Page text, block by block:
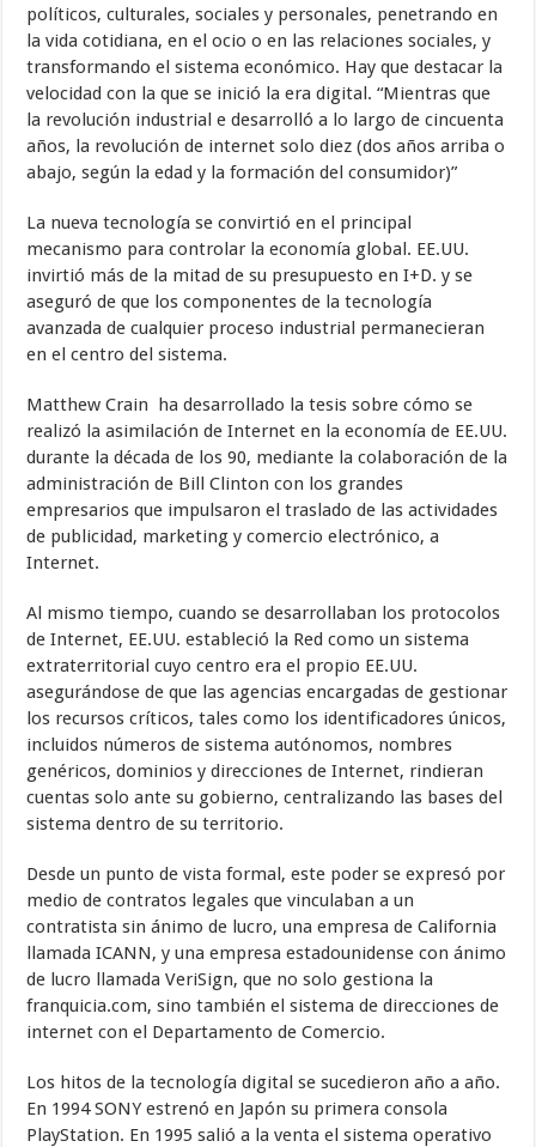
políticos, culturales, sociales y personales, penetrando en
la vida cotidiana, en el ocio o en las relaciones sociales, y
transformando el sistema económico. Hay que destacar la
velocidad con la que se inició la era digital. “Mientras que
la revolución industrial e desarrolló a lo largo de cincuenta
años, la revolución de internet solo diez (dos años arriba o
abajo, según la edad y la formación del consumidor)”
La nueva tecnología se convirtió en el principal
mecanismo para controlar la economía global. EE.UU.
invirtió más de la mitad de su presupuesto en I+D. y se
aseguró de que los componentes de la tecnología
avanzada de cualquier proceso industrial permanecieran
en el centro del sistema.
Matthew Crain ha desarrollado la tesis sobre cómo se
realizó la asimilación de Internet en la economía de EE.UU.
durante la década de los 90, mediante la colaboración de la
administración de Bill Clinton con los grandes
empresarios que impulsaron el traslado de las actividades
de publicidad, marketing y comercio electrónico, a
Internet.
Al mismo tiempo, cuando se desarrollaban los protocolos
de Internet, EE.UU. estableció la Red como un sistema
extraterritorial cuyo centro era el propio EE.UU.
asegurándose de que las agencias encargadas de gestionar
los recursos críticos, tales como los identificadores únicos,
incluidos números de sistema autónomos, nombres
genéricos, dominios y direcciones de Internet, rindieran
cuentas solo ante su gobierno, centralizando las bases del
sistema dentro de su territorio.
Desde un punto de vista formal, este poder se expresó por
medio de contratos legales que vinculaban a un
contratista sin ánimo de lucro, una empresa de California
llamada ICANN, y una empresa estadounidense con ánimo
de lucro llamada VeriSign, que no solo gestiona la
franquicia.com, sino también el sistema de direcciones de
internet con el Departamento de Comercio.
Los hitos de la tecnología digital se sucedieron año a año.
En 1994 SONY estrenó en Japón su primera consola
PlayStation. En 1995 salió a la venta el sistema operativo